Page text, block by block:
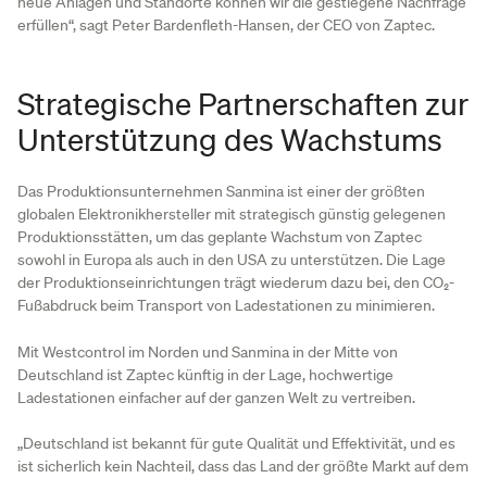
erfüllen“, sagt Peter Bardenfleth-Hansen, der CEO von Zaptec.
Strategische Partnerschaften zur
Unterstützung des Wachstums
Das Produktionsunternehmen Sanmina ist einer der größten
globalen Elektronikhersteller mit strategisch günstig gelegenen
Produktionsstätten, um das geplante Wachstum von Zaptec
sowohl in Europa als auch in den USA zu unterstützen. Die Lage
der Produktionseinrichtungen trägt wiederum dazu bei, den CO₂-
Fußabdruck beim Transport von Ladestationen zu minimieren.
Mit Westcontrol im Norden und Sanmina in der Mitte von
Deutschland ist Zaptec künftig in der Lage, hochwertige
Ladestationen einfacher auf der ganzen Welt zu vertreiben.
„Deutschland ist bekannt für gute Qualität und Effektivität, und es
ist sicherlich kein Nachteil, dass das Land der größte Markt auf dem